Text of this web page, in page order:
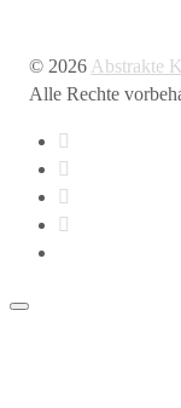
© 2026 Abstrakte
Alle Rechte